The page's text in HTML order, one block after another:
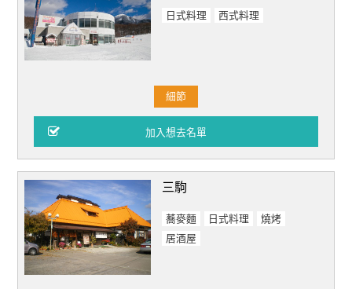
日式料理 西式料理
細節
三駒
蕎麥麵 日式料理
燒烤
居酒屋